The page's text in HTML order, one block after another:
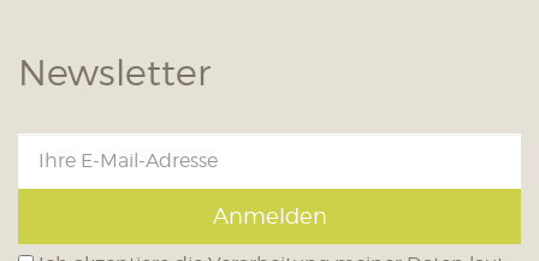
Newsletter
Anmelden